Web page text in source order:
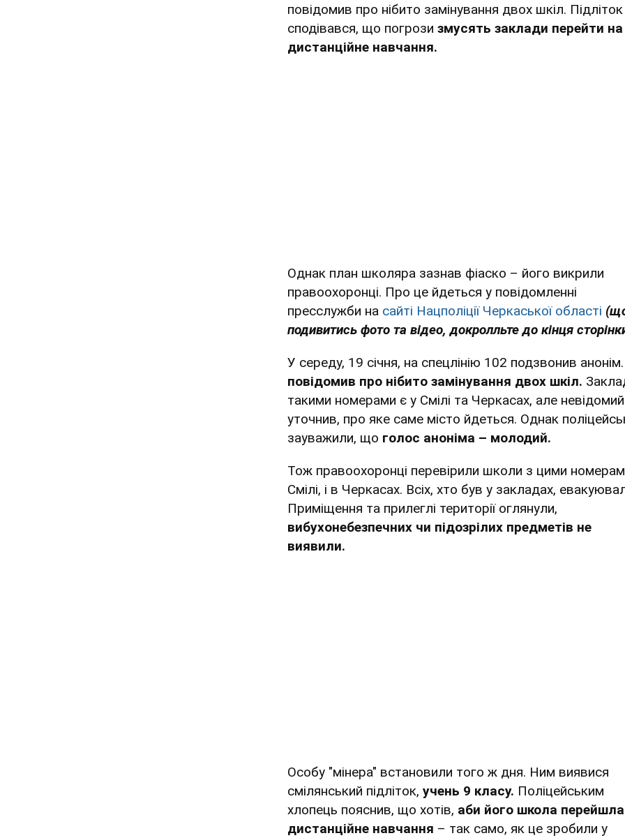
повідомив про нібито замінування двох шкіл. Підліток
сподівався, що погрози змусять заклади перейти на
дистанційне навчання.
Однак план школяра зазнав фіаско – його викрили
правоохоронці. Про це йдеться у повідомленні
пресслужби на сайті Нацполіції Черкаської області
подивитись фото та відео, докролльте до кінця
У середу, 19 січня, на спецлінію 102 подзвонив
повідомив про нібито замінування двох шкіл.
такими номерами є у Смілі та Черкасах, але
уточнив, про яке саме місто йдеться. Однак
зауважили, що голос аноніма – молодий.
Тож правоохоронці перевірили школи з цими
Смілі, і в Черкасах. Всіх, хто був у закладах,
Приміщення та прилеглі території оглянули,
вибухонебезпечних чи підозрілих предметів не
виявили.
Особу "мінера" встановили того ж дня. Ним виявися
смілянський підліток, учень 9 класу. Поліцейським
хлопець пояснив, що хотів, аби його школа
дистанційне навчання – так само, як це зробили у